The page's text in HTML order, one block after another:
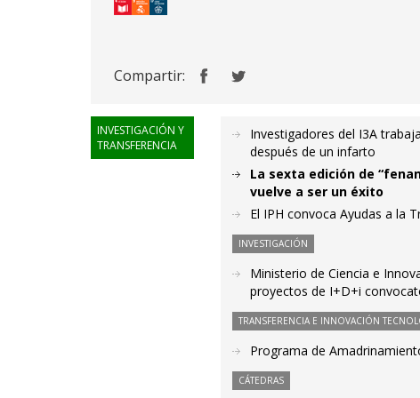
Compartir:
INVESTIGACIÓN Y
TRANSFERENCIA
Investigadores del I3A
después de un infarto
La sexta edición de
vuelve a ser un éxito
El IPH convoca Ayudas a la
INVESTIGACIÓN
Ministerio de Ciencia e
proyectos de I+D+i
TRANSFERENCIA E INNOVACIÓN
Programa de
CÁTEDRAS